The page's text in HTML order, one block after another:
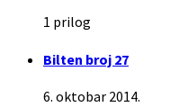
1 prilog
Bilten broj 27
6. oktobar 2014.